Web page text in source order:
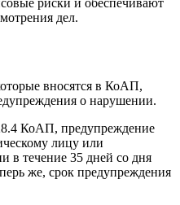
дел.
вносятся в КоАП,
о нарушении.
КоАП, предупреждение
лицу или
в течение 35 дней со дня
же, срок предупреждения